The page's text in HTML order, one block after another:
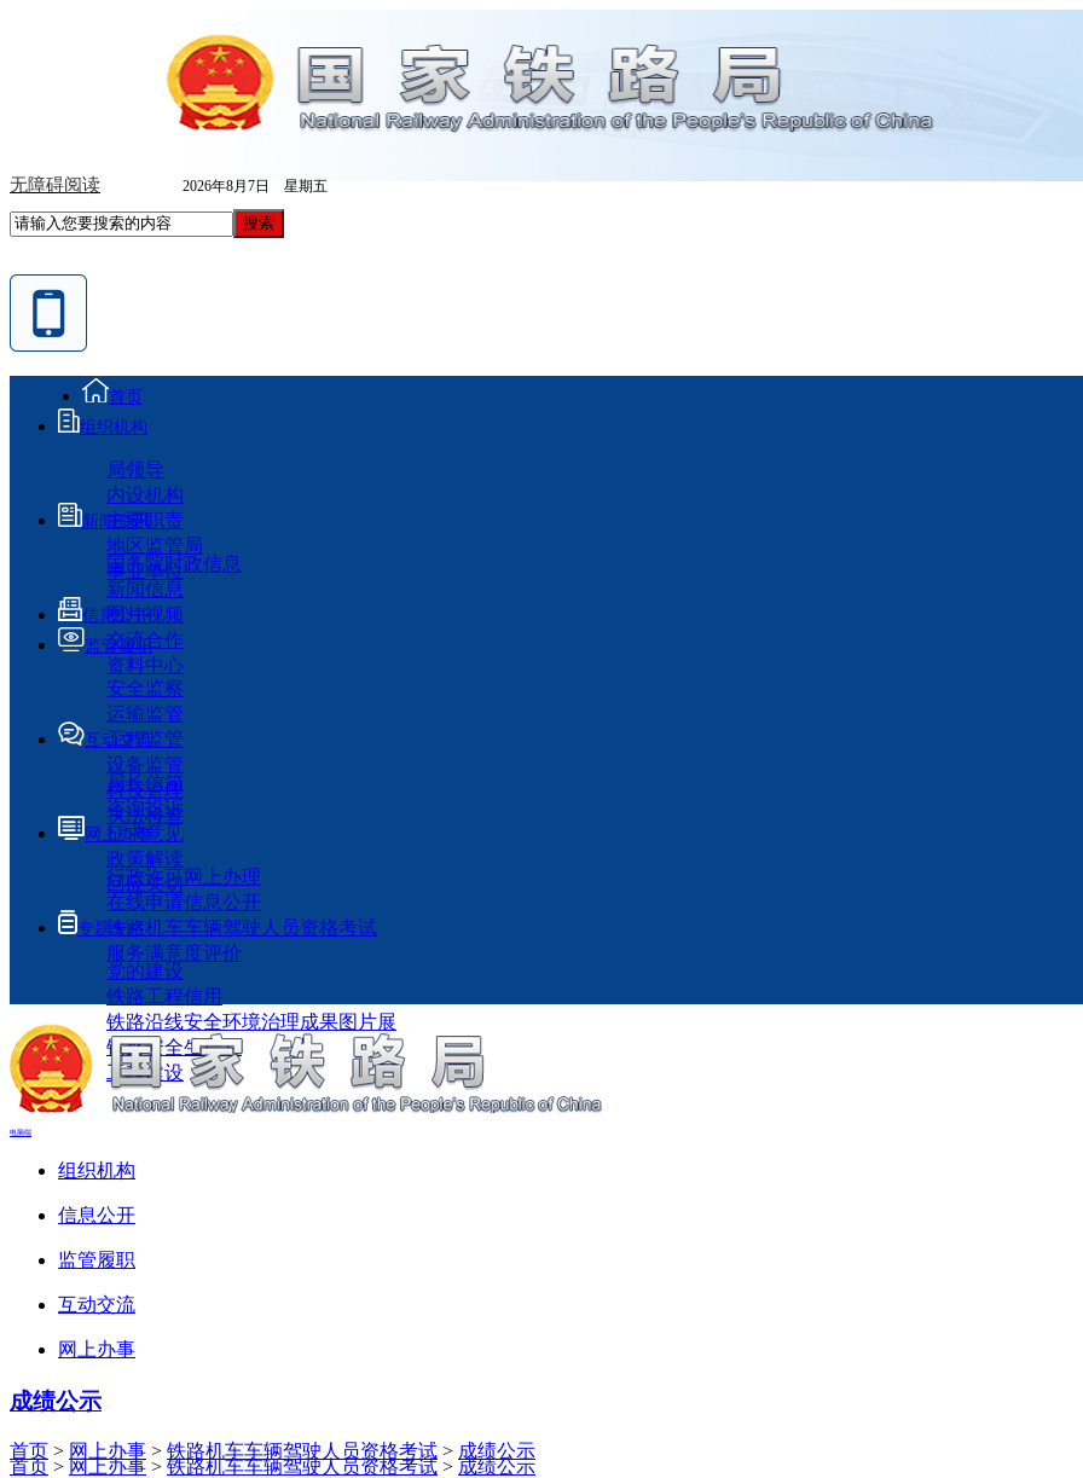
无障碍阅读 2026年8月7日 星期五
首页
组织机构
局领导
内设机构
主要职责
地区监管局
事业单位
新闻资讯
国务院时政信息
新闻信息
图片视频
交流合作
资料中心
信息公开
监管履职
安全监察
运输监管
工程监管
设备监管
科技管理
执法检查
互动交流
局长信箱
咨询投诉
征求意见
政策解读
回应关切
网上办事
行政许可网上办理
在线申请信息公开
铁路机车车辆驾驶人员资格考试
服务满意度评价
专题专栏
党的建设
铁路工程信用
铁路沿线安全环境治理成果图片展
铁路安全生产月
工程建设
电脑端
组织机构
信息公开
监管履职
互动交流
网上办事
成绩公示
首页 > 网上办事 > 铁路机车车辆驾驶人员资格考试 > 成绩公示
首页 > 网上办事 > 铁路机车车辆驾驶人员资格考试 > 成绩公示